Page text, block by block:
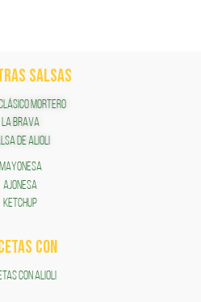
SALSAS
MORTERO
LA BRAVA
DE ALIOLI
MAYONESA
AJONESA
KETCHUP
COn
CON ALIOLI